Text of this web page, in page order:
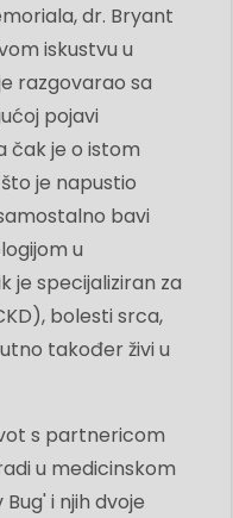
dr. Bryant
iskustvu u
razgovarao sa
pojavi
čak je o istom
je napustio
bavi
u
je specijaliziran za
bolesti srca,
također živi u
s partnericom
u medicinskom
i njih dvoje